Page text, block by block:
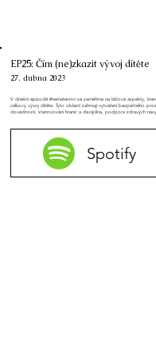
EP25: Čím (ne)zkazit vývoj dítěte
27. dubna 2023
V dnešní epizodě #nematerstvi se zaměříme na klíčové aspekty,
celkový vývoj dítěte. Tyto oblasti zahrnují vytváření bezpečného
dovedností, stanovování hranic a disciplína, podpora zdravých
Spotify